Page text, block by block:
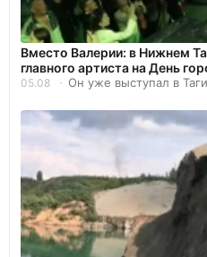
Вместо Валерии: в Нижнем
главного артиста на День
05.08 Он уже выступал в